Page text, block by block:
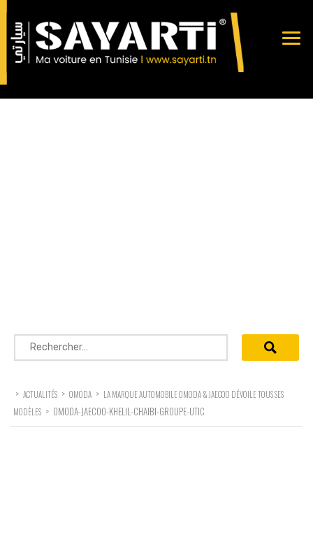
Rechercher :
> ACTUALITÉS > OMODA > LA MARQUE AUTOMOBILE OMODA & JAECOO DÉVOILE TOUS SES
MODÈLES > OMODA-JAECOO-KHELIL-CHAIBI-GROUPE-UTIC